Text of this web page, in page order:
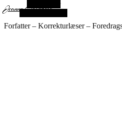
Jeanne Goldbech
Forfatter – Korrekturlæser –